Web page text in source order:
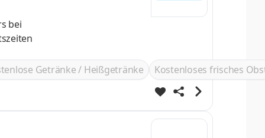
Getränke / Heißgetränke
Kostenloses frisches